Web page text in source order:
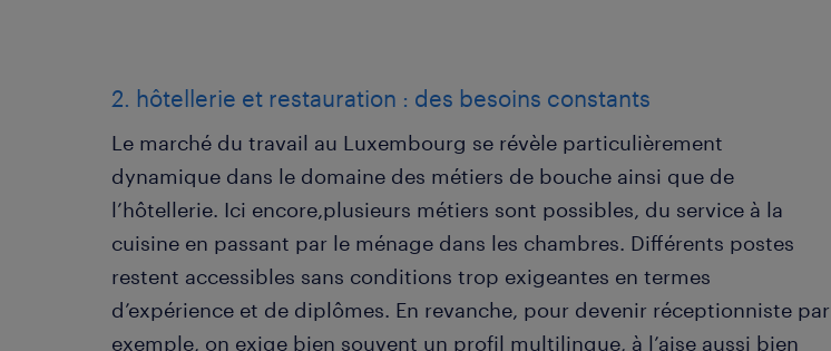
2. hôtellerie et restauration : des besoins constants
Le marché du travail au Luxembourg se révèle particulièrement
dynamique dans le domaine des métiers de bouche ainsi que de
l’hôtellerie. Ici encore,plusieurs métiers sont possibles, du service à la
cuisine en passant par le ménage dans les chambres. Différents postes
restent accessibles sans conditions trop exigeantes en termes
d’expérience et de diplômes. En revanche, pour devenir réceptionniste par
exemple, on exige bien souvent un profil multilingue, à l’aise aussi bien